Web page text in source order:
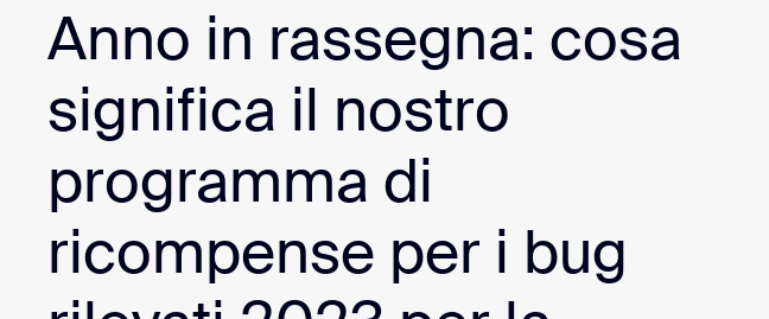
Zoom CX
Zoom AI
App e integrazioni
Contact Center
Anno in rassegna: cosa
significa il nostro
programma di
ricompense per i bug